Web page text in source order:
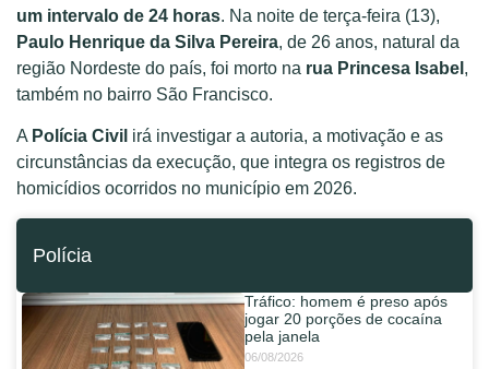
um intervalo de 24 horas. Na noite de terça-feira (13),
Paulo Henrique da Silva Pereira, de 26 anos, natural da
região Nordeste do país, foi morto na rua Princesa Isabel ,
também no bairro São Francisco.
A Polícia Civil irá investigar a autoria, a motivação e as
circunstâncias da execução, que integra os registros de
homicídios ocorridos no município em 2026.
Polícia
Tráfico: homem é preso após
jogar 20 porções de cocaína
pela janela
06/08/2026